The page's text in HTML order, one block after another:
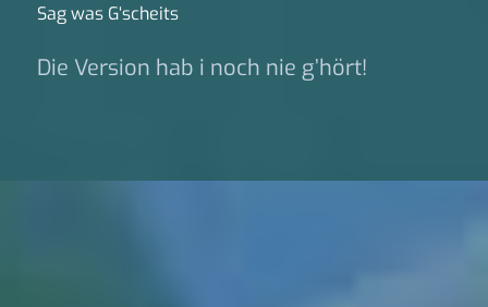
Sag was G‘scheits
Die Version hab i noch nie g’hört!